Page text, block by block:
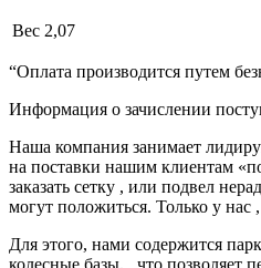
Вес 2,07
“Оплата производится путем
Информация о зачислении
Наша компания занимает
на поставки нашим клиентам
заказать сетку , или подвел
могут положиться. Только у нас
Для этого, нами содержится
колесные базы, что позволяет